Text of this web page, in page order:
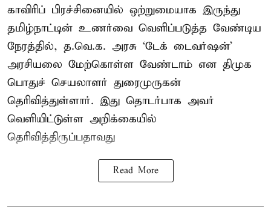
காவிரிப் பிரச்சினையில் ஒற்றுமையாக இருந்து
தமிழ்நாட்டின் உணர்வை வெளிப்படுத்த வேண்டிய
நேரத்தில், த.வெ.க. அரசு ‘டேக் டைவர்ஷன்’
அரசியலை மேற்கொள்ள வேண்டாம் என திமுக
பொதுச் செயலாளர் துரைமுருகன்
தெரிவித்துள்ளார். இது தொடர்பாக அவர்
வெளியிட்டுள்ள அறிக்கையில்
தெரிவித்திருப்பதாவது
Read More